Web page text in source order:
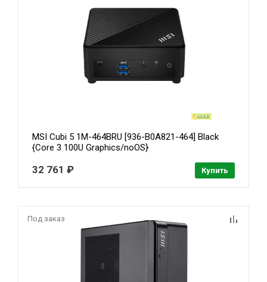
MSI Cubi 5 1M-464BRU [936-B0A821-464] Black
{Core 3 100U Graphics/noOS}
32 761 ₽ Купить
Под заказ